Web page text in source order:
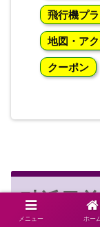
飛行機プ
地図・ア
クーポン
砂浜目
メニュー ホー